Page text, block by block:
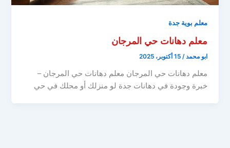
معلم بوية جدة
معلم دهانات حي المرجان
ابو محمد/15 أكتوبر، 2025
معلم دهانات حي المرجان معلم دهانات حي المرجان –
خبرة وجودة في دهانات جدة لو منزلك أو محلك في حي